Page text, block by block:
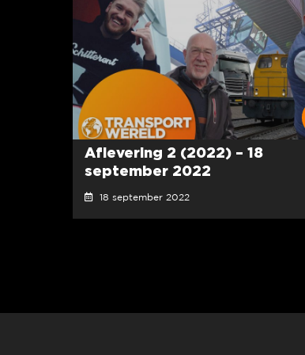
Aflevering 2 (2022) – 18
september 2022
18 september 2022